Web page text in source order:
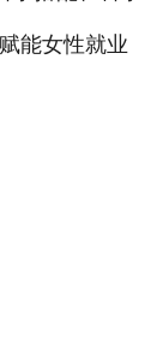
能女性就业